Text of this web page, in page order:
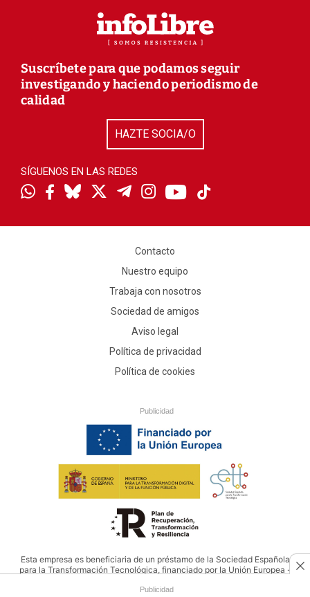
Publicidad
Suscríbete para que podamos seguir
investigando y haciendo periodismo de
calidad
HAZTE SOCIA/O
SÍGUENOS EN LAS REDES
Contacto
Nuestro equipo
Trabaja con nosotros
Sociedad de amigos
Aviso legal
Política de privacidad
Política de cookies
Publicidad
Esta empresa es beneficiaria de un préstamo de la Sociedad Española
para la Transformación Tecnológica, financiado por la Unión Europea -